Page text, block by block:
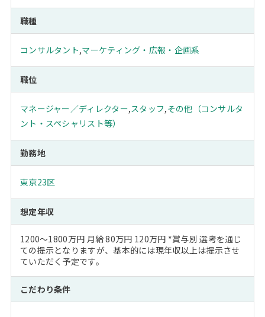
職種
コンサルタント,マーケティング・広報・企画系
職位
マネージャー／ディレクター,スタッフ,その他（コンサルタ
ント・スペシャリスト等）
勤務地
東京23区
想定年収
1200～1800万円 月給 80万円 120万円 *賞与別 選考を通じ
ての提示となりますが、基本的には現年収以上は提示させ
ていただく予定です。
こだわり条件